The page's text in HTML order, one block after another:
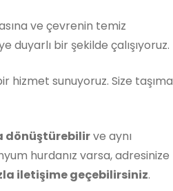
ve çevrenin temiz
bir şekilde çalışıyoruz.
hizmet sunuyoruz. Size taşıma
dönüştürebilirve aynı
hurdanız varsa, adresinize
iletişime geçebilirsiniz.